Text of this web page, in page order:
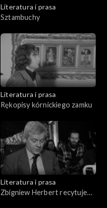
Literatura i prasa
Sztambuchy
Literatura i prasa
Rękopisy kórnickiego zamku
Literatura i prasa
Zbigniew Herbert recytuje